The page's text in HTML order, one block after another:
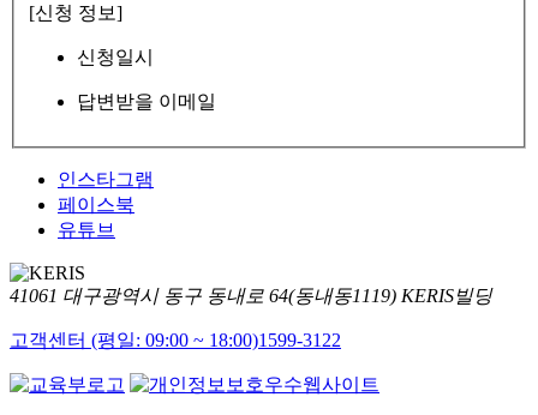
[신청 정보]
신청일시
답변받을 이메일
인스타그램
페이스북
유튜브
41061 대구광역시 동구 동내로 64(동내동1119) KERIS빌딩
고객센터 (평일: 09:00 ~ 18:00)1599-3122